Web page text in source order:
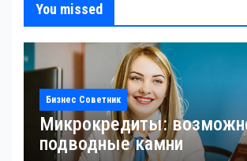
You missed
Бизнес Советник
Микрокредиты:
подводные камни